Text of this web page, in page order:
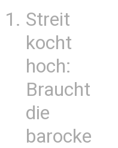
Streit
kocht
hoch:
Braucht
die
barocke